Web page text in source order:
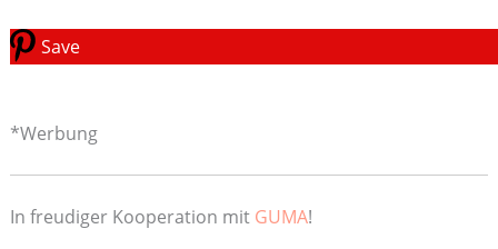
Save
*Werbung
In freudiger Kooperation mit GUMA!